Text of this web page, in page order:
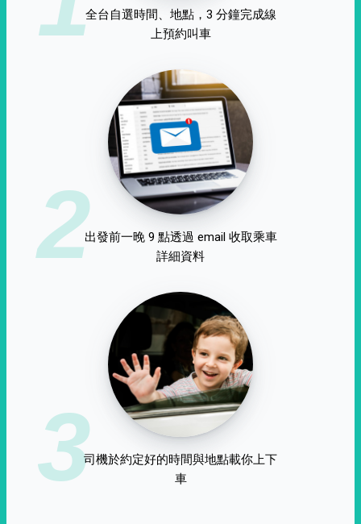
全台自選時間、地點，3 分鐘完成線
上預約叫車
2出發前一晚 9 點透過 email 收取乘車
詳細資料
3司機於約定好的時間與地點載你上下
車